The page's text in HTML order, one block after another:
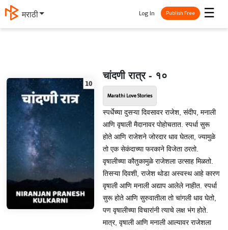
मराठी ☰
Log In Publish Free
चांदणी रात्र - १०
Marathi Love Stories
स्पर्धेच्या दुसऱ्या दिवसावर राजेश, संदीप, मनाली
आणि वृषाली मैदानावर पोहोचतात. स्पर्धा सुरू
होते आणि राजेशने जोरदार धाव घेतला, ज्यामुळे
तो एक सेकंदाच्या फरकाने विजेता ठरतो.
वृषालीच्या कौतुकामुळे राजेशला उत्साह मिळतो.
तिसऱ्या दिवशी, राजेश थोडा अस्वस्थ आहे कारण
वृषाली आणि मनाली अद्याप आलेले नाहीत. स्पर्धा
सुरू होते आणि सुरुवातीला तो चांगली धाव घेतो,
पण वृषालीच्या विचारांनी त्याचे लक्ष भंग होते.
मात्र, वृषाली आणि मनाली आल्यावर राजेशला